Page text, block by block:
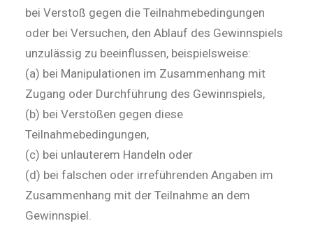
bei Verstoß gegen die Teilnahmebedingungen
oder bei Versuchen, den Ablauf des Gewinnspiels
unzulässig zu beeinflussen, beispielsweise:
(a) bei Manipulationen im Zusammenhang mit
Zugang oder Durchführung des Gewinnspiels,
(b) bei Verstößen gegen diese
Teilnahmebedingungen,
(c) bei unlauterem Handeln oder
(d) bei falschen oder irreführenden Angaben im
Zusammenhang mit der Teilnahme an dem
Gewinnspiel.